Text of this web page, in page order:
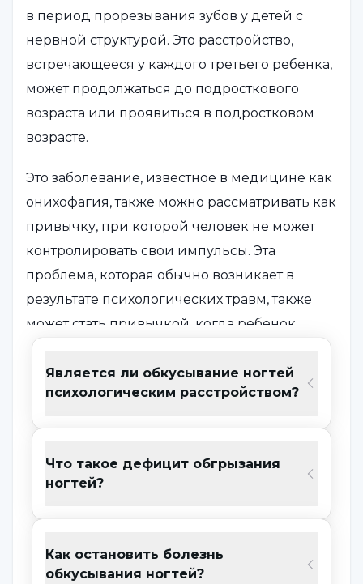
в период прорезывания зубов у детей с
нервной структурой. Это расстройство,
встречающееся у каждого третьего ребенка,
может продолжаться до подросткового
возраста или проявиться в подростковом
возрасте.
Это заболевание, известное в медицине как
онихофагия, также можно рассматривать как
привычку, при которой человек не может
контролировать свои импульсы. Эта
проблема, которая обычно возникает в
результате психологических травм, также
может стать привычкой, когда ребенок
подражает своим родителям. Среди
различных причин, лежащих в основе этой
привычки, могут быть перфекционизм,
нетерпение, разочарование в жизни и
приобретена для того, чтобы реагировать на
детском и подростковом возрасте.
Болезнь обкусывания ногтей у
Является ли обкусывание ногтей
психологическим расстройством?
Что такое дефицит обгрызания
ногтей?
Как остановить болезнь
обкусывания ногтей?